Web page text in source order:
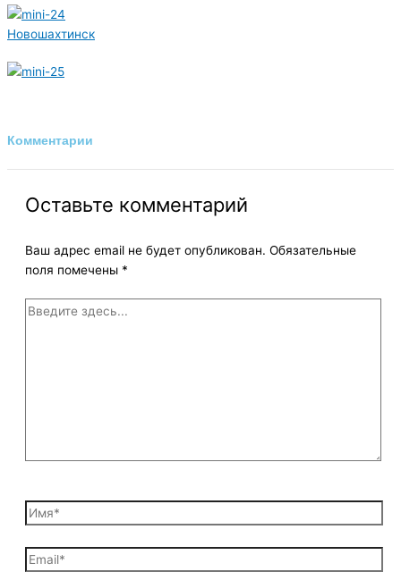
Новошахтинск
Комментарии
Оставьте комментарий
Ваш адрес email не будет опубликован. Обязательные
поля помечены *
Введите
Имя*
Email*